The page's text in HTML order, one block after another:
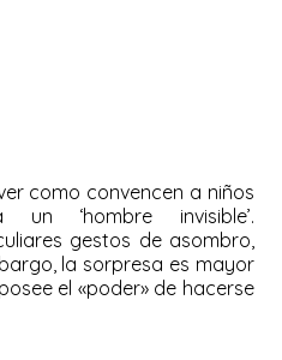
como convencen a niños
‘hombre invisible’.
gestos de asombro,
la sorpresa es mayor
el «poder» de hacerse